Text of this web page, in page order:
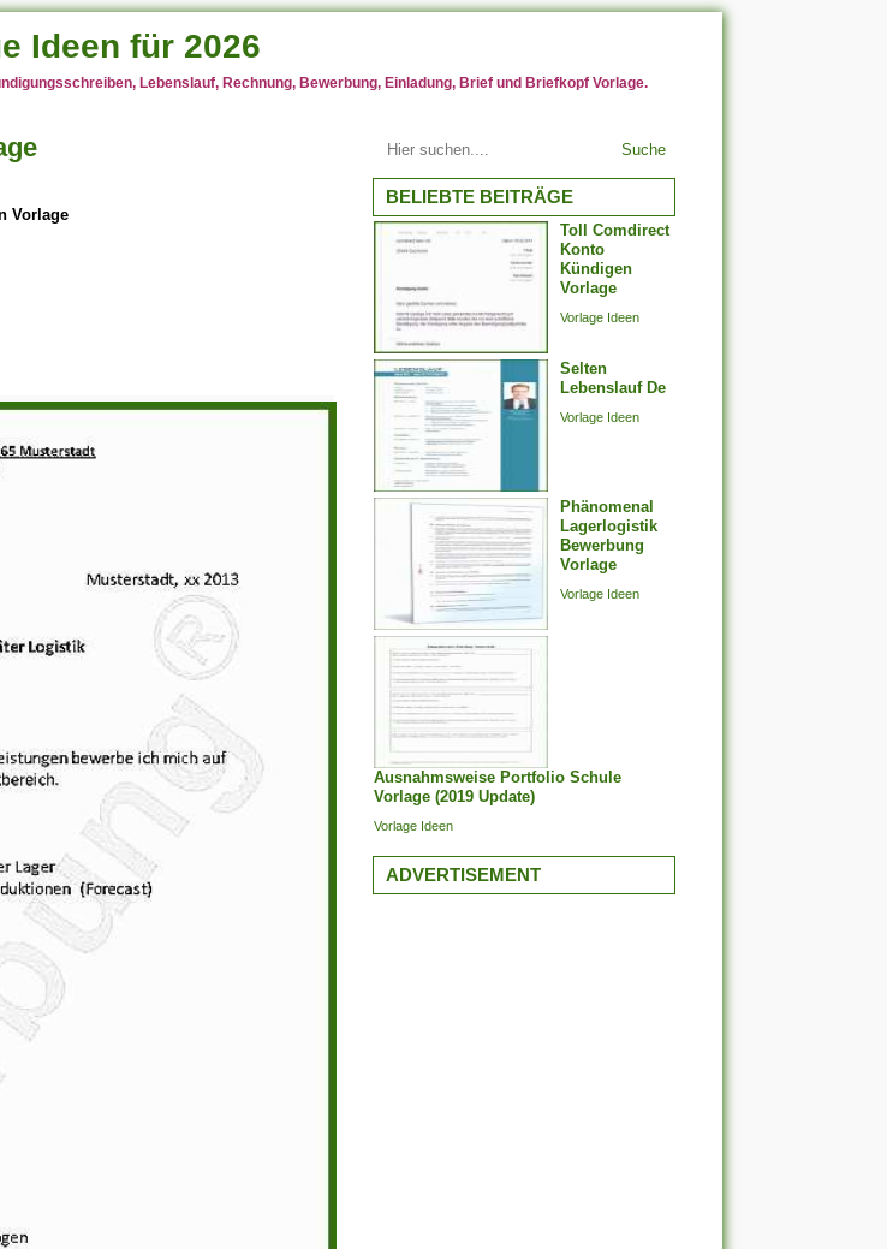
Ideen für 2026
Lebenslauf, Rechnung, Bewerbung, Einladung, Brief und Briefkopf Vorlage.
Vorlage
Suche
BELIEBTE BEITRÄGE
Toll Comdirect
Konto
Kündigen
Vorlage
Vorlage Ideen
Selten
Lebenslauf De
Vorlage Ideen
Phänomenal
Lagerlogistik
Bewerbung
Vorlage
Vorlage Ideen
Ausnahmsweise Portfolio Schule
Vorlage (2019 Update)
Vorlage Ideen
ADVERTISEMENT